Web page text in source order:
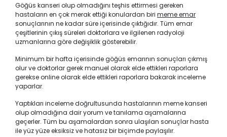
Göğüs kanseri olup olmadığını teşhis ettirmesi gereken
hastaların en çok merak ettiği konulardan biri meme emar
sonuçlarının ne kadar süre içerisinde çıktığıdır. Tüm emar
çeşitlerinin çıkış süreleri doktorlara ve ilgilenen radyoloji
uzmanlarına göre değişiklik gösterebilir.
Minimum bir hafta içerisinde göğüs emarının sonuçları çıkmış
olur ve doktorlar gerek manuel olarak elde ettikleri raporlara
gerekse online olarak elde ettikleri raporlara bakarak inceleme
yaparlar.
Yaptıkları inceleme doğrultusunda hastalarının meme kanseri
olup olmadığına dair yorum ve tanılama aşamalarına
geçerler. Tüm bu aşamalardan sonra ulaşılan sonuçlar hasta
ile yüz yüze eksiksiz ve hatasız bir biçimde paylaşılır.